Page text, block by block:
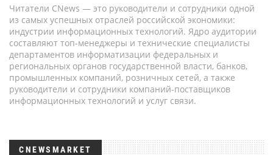
Читатели CNews — это руководители и сотрудники одной
из самых успешных отраслей российской экономики:
индустрии информационных технологий. Ядро аудитории
составляют топ-менеджеры и технические специалисты
департаментов информатизации федеральных и
региональных органов государственной власти, банков,
промышленных компаний, розничных сетей, а также
руководители и сотрудники компаний-поставщиков
информационных технологий и услуг связи.
CNEWSMARKET